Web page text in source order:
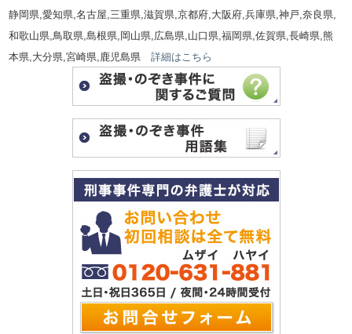
静岡県,愛知県,名古屋,三重県,滋賀県,京都府,大阪府,兵庫県,神戸,奈良県,
和歌山県,鳥取県,島根県,岡山県,広島県,山口県,福岡県,佐賀県,長崎県,熊
本県,大分県,宮崎県,鹿児島県詳細はこちら